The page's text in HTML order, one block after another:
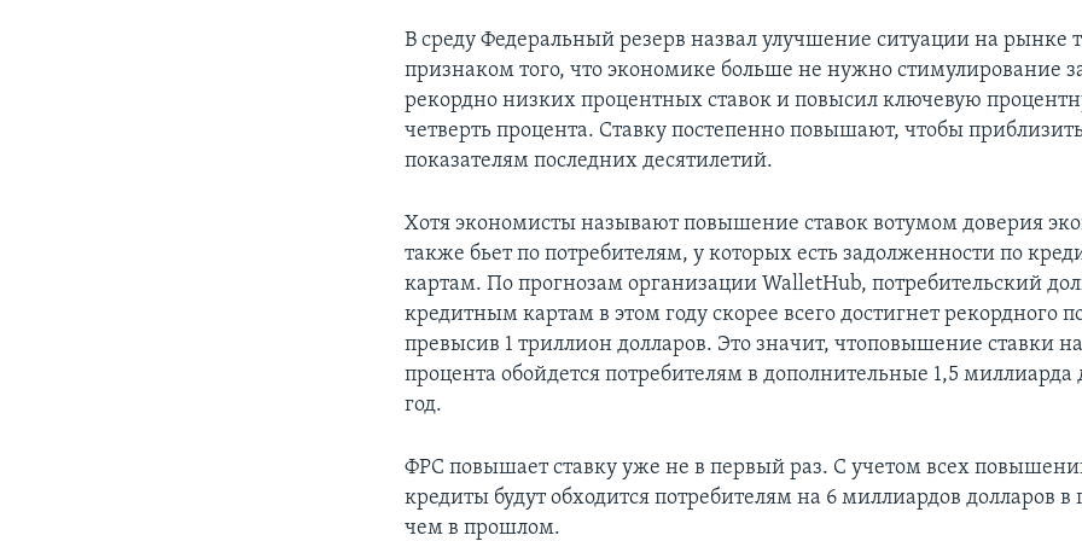
В среду Федеральный резерв назвал улучшение ситуации на рынке
признаком того, что экономике больше не нужно стимулирование
рекордно низких процентных ставок и повысил ключевую
четверть процента. Ставку постепенно повышают, чтобы
показателям последних десятилетий.
Хотя экономисты называют повышение ставок вотумом доверия
также бьет по потребителям, у которых есть задолженности по
картам. По прогнозам организации WalletHub, потребительский
кредитным картам в этом году скорее всего достигнет рекордного
превысив 1 триллион долларов. Это значит, чтоповышение ставки
процента обойдется потребителям в дополнительные 1,5 миллиарда
год.
ФРС повышает ставку уже не в первый раз. С учетом всех
кредиты будут обходится потребителям на 6 миллиардов долларов в
чем в прошлом.